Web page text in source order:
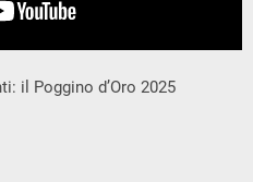
il Poggino d’Oro 2025